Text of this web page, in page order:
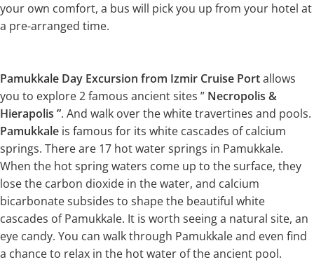
your own comfort, a bus will pick you up from your hotel at
a pre-arranged time.
Pamukkale Day Excursion from Izmir Cruise Portallows
you to explore 2 famous ancient sites ” Necropolis &
Hierapolis ”. And walk over the white travertines and pools.
Pamukkale is famous for its white cascades of calcium
springs. There are 17 hot water springs in Pamukkale.
When the hot spring waters come up to the surface, they
lose the carbon dioxide in the water, and calcium
bicarbonate subsides to shape the beautiful white
cascades of Pamukkale. It is worth seeing a natural site, an
eye candy. You can walk through Pamukkale and even find
a chance to relax in the hot water of the ancient pool.